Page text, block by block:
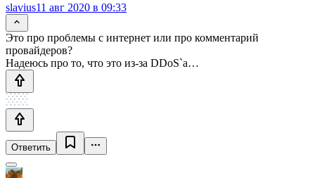
slavius11 авг 2020 в 09:33
Это про проблемы с интернет или про комментарий
провайдеров?
Надеюсь про то, что это из-за DDoS`а…
Ответить